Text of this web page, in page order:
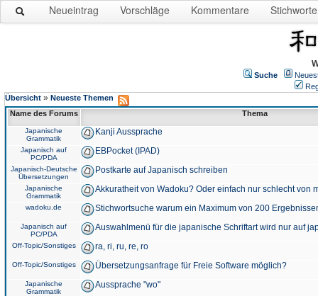
Neueintrag Vorschläge Kommentare Stichworte
Suche
Übersicht » Neueste Themen
Name des Forums
Thema
Japanische
Grammatik
Kanji Aussprache
Japanisch auf
PC/PDA
EBPocket (IPAD)
Japanisch-Deutsche
Übersetzungen
Postkarte auf Japanisch schreiben
Japanische
Grammatik
Akkuratheit von Wadoku? Oder einfach nur schlecht von
wadoku.de Stichwortsuche warum ein Maximum von 200
Japanisch auf
PC/PDA
Auswahlmenü für die japanische Schriftart wird nur auf
Off-Topic/Sonstiges ra, ri, ru, re, ro
Off-Topic/Sonstiges Übersetzungsanfrage für Freie Software möglich?
Japanische
Grammatik
Aussprache "wo"